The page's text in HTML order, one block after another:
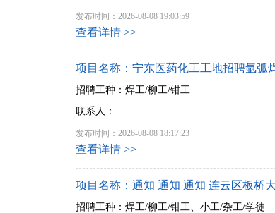
发布时间：2026-08-08 19:03:59
查看详情 >>
项目名称：宁东医药化工工地招聘氩弧
招聘工种：焊工/柳工/钳工
联系人：
发布时间：2026-08-08 18:17:23
查看详情 >>
项目名称：通知 通知 通知 连云区板桥
招聘工种：焊工/柳工/钳工、小工/杂工/学徒